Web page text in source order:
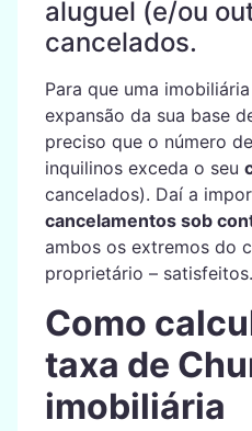
aluguel (e/ou
cancelados.
Para que uma
expansão da sua base
preciso que o número
inquilinos exceda o seu
cancelados). Daí a
cancelamentos sob
ambos os extremos do
proprietário – satisfeitos.
Como
taxa de
imobiliária